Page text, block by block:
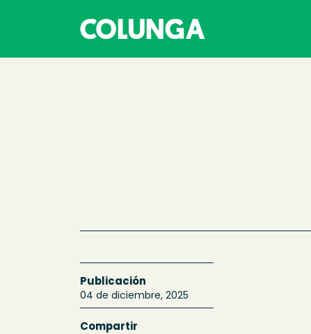
Publicación
04 de diciembre, 2025
Compartir